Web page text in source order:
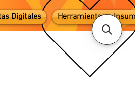
Digitales Herramientas e